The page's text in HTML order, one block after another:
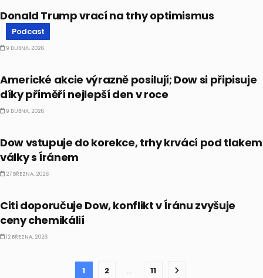
Donald Trump vrací na trhy optimismus
Podcast
9 DUBNA, 2026
Americké akcie výrazně posilují; Dow si připisuje
díky příměří nejlepší den v roce
9 DUBNA, 2026
Dow vstupuje do korekce, trhy krvácí pod tlakem
války s Íránem
27 BŘEZNA, 2026
Citi doporučuje Dow, konflikt v Íránu zvyšuje
ceny chemikálií
12 BŘEZNA, 2026
1 2 … 11